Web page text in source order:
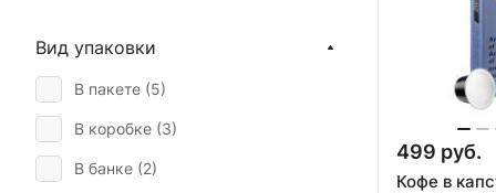
499 руб.
Кофе в
Trung Nguyen (
Turquino (4)
Vergnano 1882 (
Жокей ( 1)
Вид упаковки
В пакете (5)
В коробке (3)
В банке (2)